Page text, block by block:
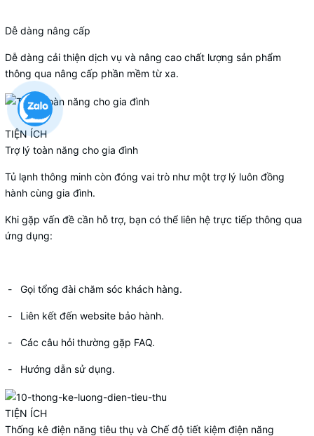
Dễ dàng nâng cấp
Dễ dàng cải thiện dịch vụ và nâng cao chất lượng sản phẩm
thông qua nâng cấp phần mềm từ xa.
TIỆN ÍCH
Trợ lý toàn năng cho gia đình
Tủ lạnh thông minh còn đóng vai trò như một trợ lý luôn đồng
hành cùng gia đình.
Khi gặp vấn đề cần hỗ trợ, bạn có thể liên hệ trực tiếp thông qua
ứng dụng:
- Gọi tổng đài chăm sóc khách hàng.
- Liên kết đến website bảo hành.
- Các câu hỏi thường gặp FAQ.
- Hướng dẫn sử dụng.
TIỆN ÍCH
Thống kê điện năng tiêu thụ và Chế độ tiết kiệm điện năng